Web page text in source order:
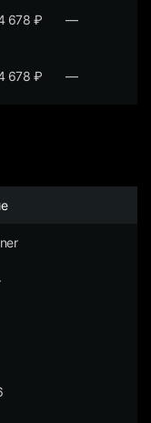
678 ₽ —
678 ₽ —